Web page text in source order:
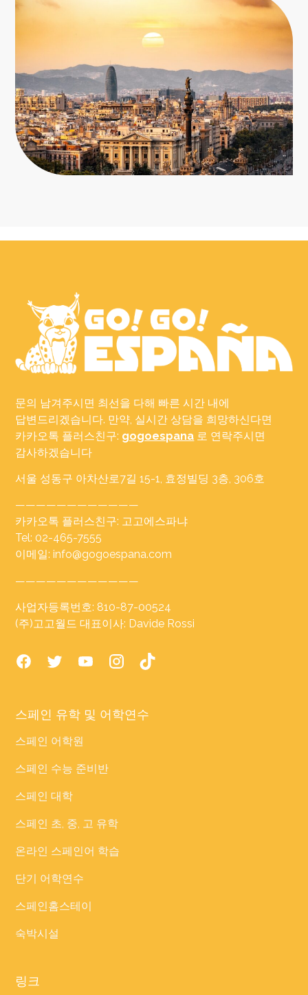
문의 남겨주시면 최선을 다해 빠른 시간 내에
답변드리겠습니다. 만약, 실시간 상담을 희망하신다면
카카오톡 플러스친구: gogoespana 로 연락주시면
감사하겠습니다
서울 성동구 아차산로7길 15-1, 효정빌딩 3층, 306호
————————————
카카오톡 플러스친구: 고고에스파냐
Tel: 02-465-7555
이메일: info@gogoespana.com
————————————
사업자등록번호: 810-87-00524
(주)고고월드 대표이사: Davide Rossi
스페인 유학 및 어학연수
스페인 어학원
스페인 수능 준비반
스페인 대학
스페인 초, 중, 고 유학
온라인 스페인어 학습
단기 어학연수
스페인홈스테이
숙박시설
링크